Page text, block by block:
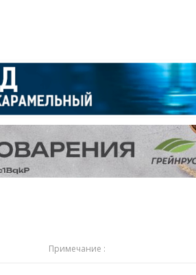
Примечание :